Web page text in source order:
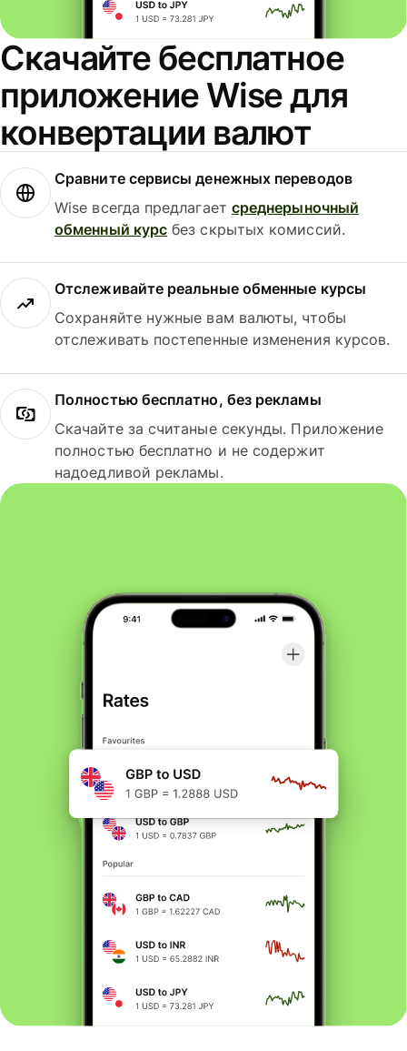
Скачайте бесплатное
приложение Wise для
конвертации валют
Сравните сервисы денежных переводов
Wise всегда предлагает среднерыночный
обменный курс без скрытых комиссий.
Отслеживайте реальные обменные курсы
Сохраняйте нужные вам валюты, чтобы
отслеживать постепенные изменения курсов.
Полностью бесплатно, без рекламы
Скачайте за считаные секунды. Приложение
полностью бесплатно и не содержит
надоедливой рекламы.